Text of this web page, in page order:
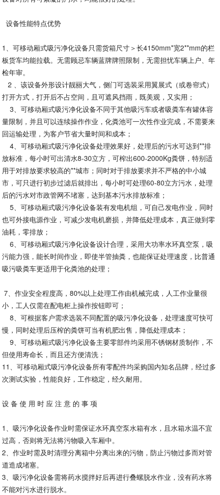
设备性能特点优势
1、可移动厢式吸污净化设备只需货箱尺寸＞长4150mm*宽2**mm的栏
板货车均能拉载。无需顾忌车辆蓝牌牌照限制，无需担忧车辆上户、年
检年审。
2 、该设备外形设计靓丽大气，侧门可选装采用翼展式（或卷帘式）
打开方式，打开后不占空间，且可遮风挡雨，既美观，又实用；
3、可移动厢式吸污净化设备不同于其他吸污车或者吸粪车有罐体容
量限制，并且可以连续操作作业，化粪池可一次性作业完成，不需要来
回运输处理，为客户节省大量时间和成本；
4、可移动厢式吸污净化设备处理效果好，处理后的污水可达到**排
放标准，每小时可出清水8-30立方，可榨出600-2000Kg粪饼，特别适
用于对排放要求较高的**城市；同时对于排放要求并不严格的中小城
市，可只进行初步过滤后就排出，每小时可处理60-80立方污水，处理
后的污水对市政管网不堵塞，达到基本污水排放标准；
5、可移动厢式吸污净化设备装有发电机组，可自己发电作业，同时
也可外接电源作业，可减少发电机磨损，并降低处理成本，真正做到零
油耗，零排放；
6、可移动厢式吸污净化设备设计合理，采用大功率水环真空泵，吸
污能力强，能长时间作业，即使半管抽粪，也能保证处理速度，比普通
吸污吸粪车更适用于化粪池的处理；
7、作业安全程度高，80%以上处理工作由机械完成，人工作业量很
小，工人仅需在配电柜上操作按钮即可；
8、可根据客户需求选装不同配置的吸污净化设备，处理速度可快可
慢，同时处理后压榨的粪饼可当有机肥出售，降低处理成本；
9、可移动厢式吸污净化设备主要零部件均采用不锈钢材质制作，不
但使用寿命长，而且还方便清洗；
11、可移动厢式吸污净化设备所有零配件均采购国内知名品牌，经过多
次测试实验，性能良好，工作稳定，经久耐用。
设 备 使 用 时 应 注 意 的 事 项
1、吸污净化设备作业时需保证水环真空泵水箱有水，且水箱水温不宜
过高，否则将无法将污物吸入车厢中。
2、作业时需及时清理分离箱中分离出来的污物，防止污物过多而对管
道造成堵塞。
3、吸污净化设备需将药水搅拌好后再进行叠螺脱水作业，没有药水将
不能对污水进行脱水。